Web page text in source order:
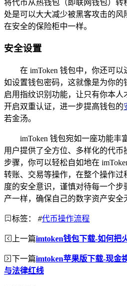
将代币从热钱包（即联网钱包）
处是可以大大减少被黑客攻击的
在安全的保险柜中一样。
安全设置
在 imToken 钱包中，你还可
如设置钱包密码，这就像是为你的
启用指纹识别功能，让只有你本
开启双重认证，进一步提高钱包的
若金汤。
imToken 钱包宛如一座功能丰
用户提供了全方位、多样化的代
步骤，你可以轻松自如地在
转账、交易等操作，在整个操作过
度的安全意识，谨慎对待每一个
产一样，确保自己的数字资产安全
标签： #代币操作流程
上一篇imtoken钱包下载-如何把
下一篇imtoken苹果版下载-现金
与法律红线